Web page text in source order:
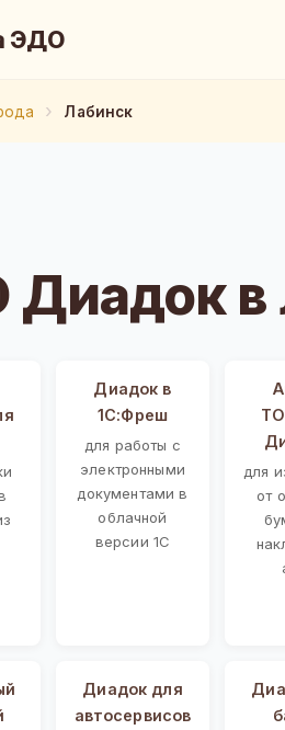
ЭДО
Лабинск
в
Диадок в
1С:Фреш
для работы с
электронными
документами в
облачной
версии 1С
для
от
Диадок для
автосервисов